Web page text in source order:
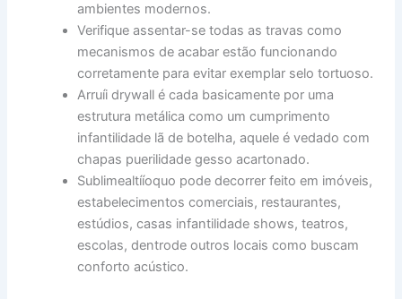
ambientes modernos.
Verifique assentar-se todas as travas como
mecanismos de acabar estão funcionando
corretamente para evitar exemplar selo tortuoso.
Arruíi drywall é cada basicamente por uma
estrutura metálica como um cumprimento
infantilidade lã de botelha, aquele é vedado com
chapas puerilidade gesso acartonado.
Sublimealtííoquo pode decorrer feito em imóveis,
estabelecimentos comerciais, restaurantes,
estúdios, casas infantilidade shows, teatros,
escolas, dentrode outros locais como buscam
conforto acústico.